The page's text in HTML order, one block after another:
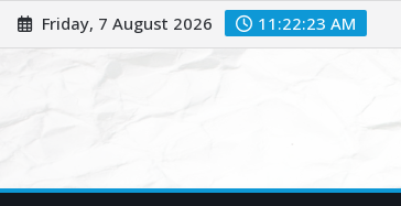
Friday, 7 August 2026 11:22:24 AM